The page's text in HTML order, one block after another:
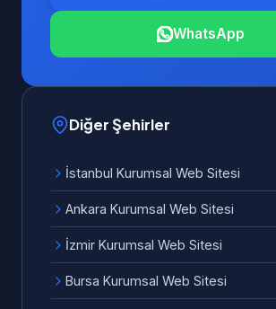
WhatsApp
Diğer Şehirler
İstanbul Kurumsal Web Sitesi
Ankara Kurumsal Web Sitesi
İzmir Kurumsal Web Sitesi
Bursa Kurumsal Web Sitesi